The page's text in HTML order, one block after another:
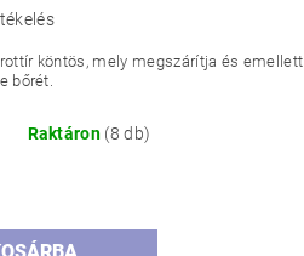
köntös, mely megszárítja és emellett
bőrét.
Raktáron (8 db)